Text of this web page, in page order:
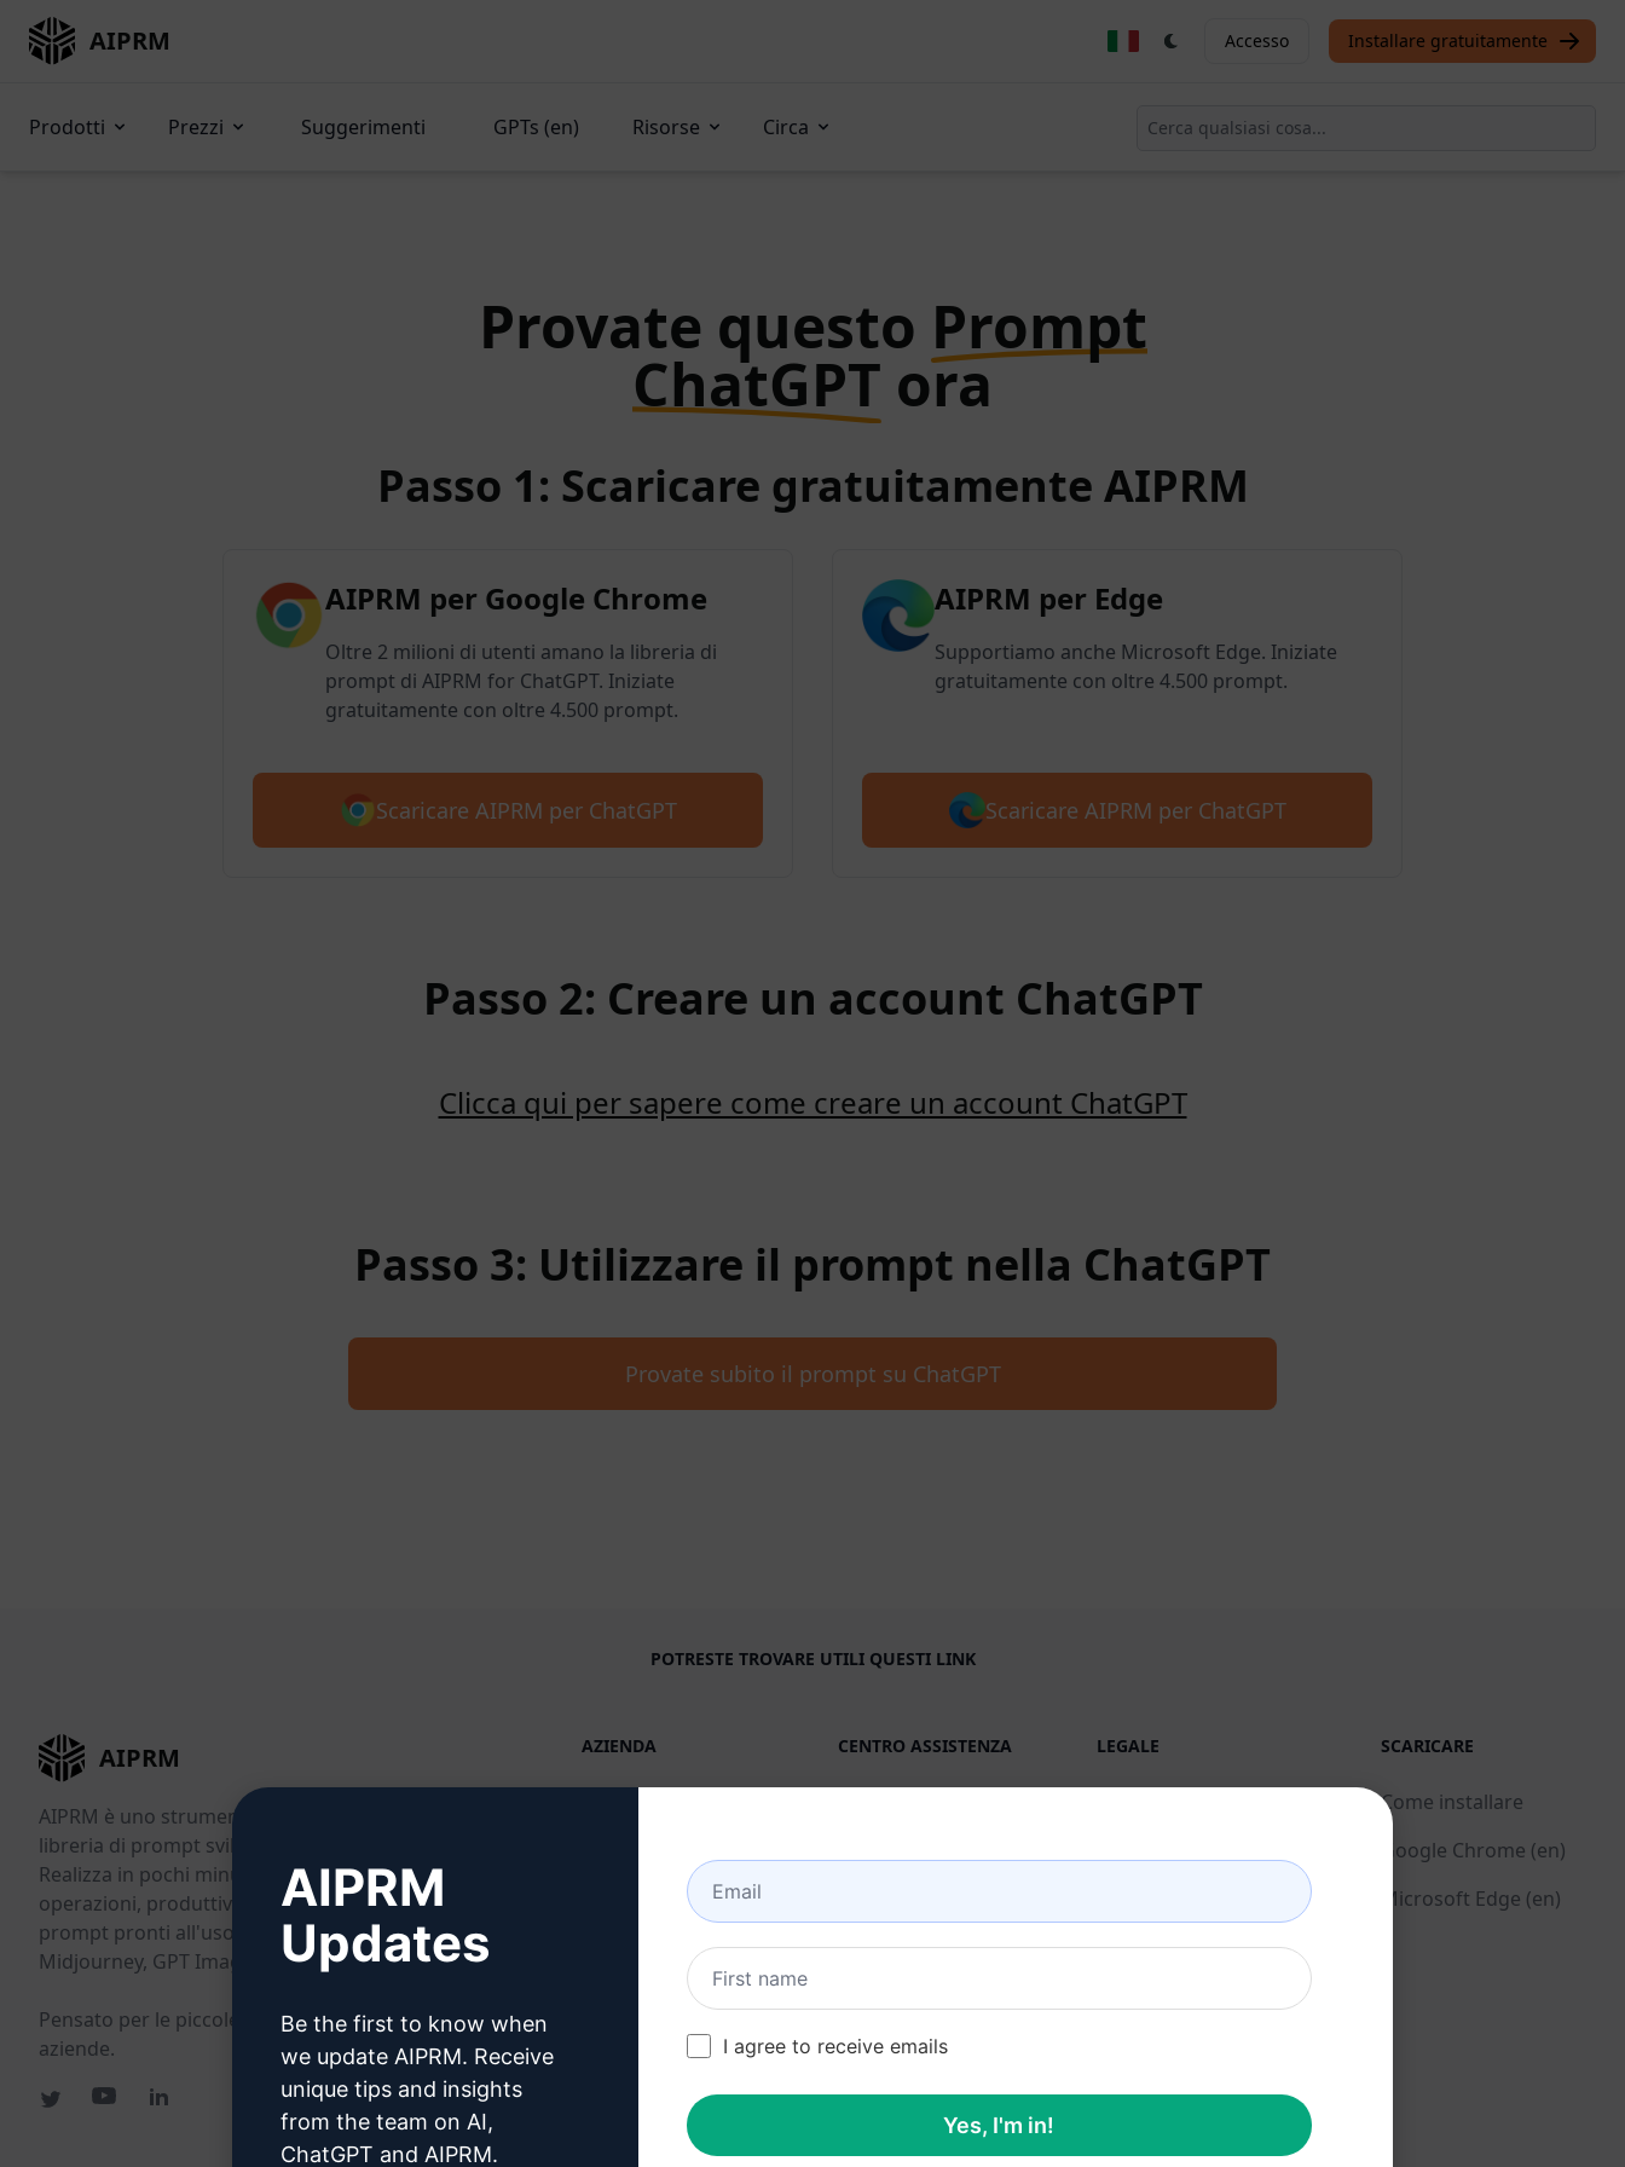
AIPRM Accesso Installare gratuitamente
Prodotti Prezzi Suggerimenti GPTs (en) Risorse Circa
Provate questo Prompt
ChatGPT ora
Passo 1: Scaricare gratuitamente AIPRM
AIPRM per Google Chrome
Oltre 2 milioni di utenti amano la libreria di
prompt di AIPRM for ChatGPT. Iniziate
gratuitamente con oltre 4.500 prompt.
Scaricare AIPRM per ChatGPT
AIPRM per Edge
Supportiamo anche Microsoft Edge. Iniziate
gratuitamente con oltre 4.500 prompt.
Scaricare AIPRM per ChatGPT
Passo 2: Creare un account ChatGPT
Clicca qui per sapere come creare un account ChatGPT
Passo 3: Utilizzare il prompt nella ChatGPT
Provate subito il prompt su ChatGPT
POTRESTE TROVARE UTILI QUESTI LINK
AIPRM
AIPRM è uno strumento di gestione dei prompt e una
libreria di prompt sviluppata dalla community.
Realizza in pochi minuti attività di marketing, vendite,
operazioni, produttività e assistenza clienti grazie a
prompt pronti all'uso per ChatGPT, Claude, Gemini,
Midjourney, GPT Image e molti altri.
Pensato per le piccole imprese. Scelto dalle grandi
aziende.
AZIENDA
Caratteristiche
IA generativa
Prezzi in solitaria (en)
Prezzi di squadra (en)
CENTRO ASSISTENZA
Fatturazione e FAQ (en)
LEGALE
Condizioni di utilizzo
Termini di fatturazione
SCARICARE
Come installare
Google Chrome (en)
Microsoft Edge (en)
AIPRM
Updates
Be the first to know when
we update AIPRM. Receive
unique tips and insights
from the team on AI,
ChatGPT and AIPRM.
I agree to receive emails
Yes, I'm in!